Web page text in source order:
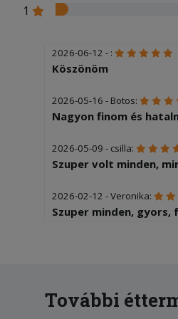
1
2026-06-12 - :
Köszönöm
2026-05-16 - Botos:
Nagyon finom és
2026-05-09 - csilla:
Szuper volt minden,
2026-02-12 - Veronika:
Szuper minden, gyors,
étel.
További